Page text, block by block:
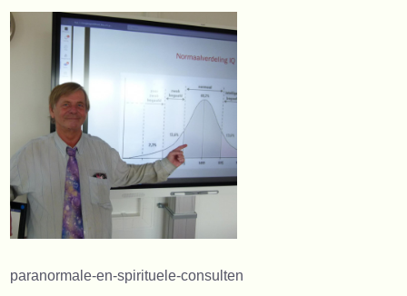
paranormale-en-spirituele-consulten